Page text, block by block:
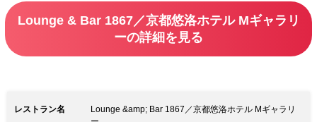
す。デザインやアートワークによる伝統
的な和の要素を取り入れた高貴で煌びや
かな空間で、まるで時代をタイムスリッ
2022年のテーマは、ゴースト・ミイラ・
Lounge & Bar 1867／京都悠洛ホテル Mギャラリ
ーの詳細を見る
レストラン名
Lounge &amp; Bar 1867／京都悠洛ホテル Mギャラリ